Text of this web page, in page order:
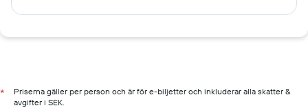
*
Priserna gäller per person och är för e-biljetter och inkluderar alla skatter &
avgifter i SEK.